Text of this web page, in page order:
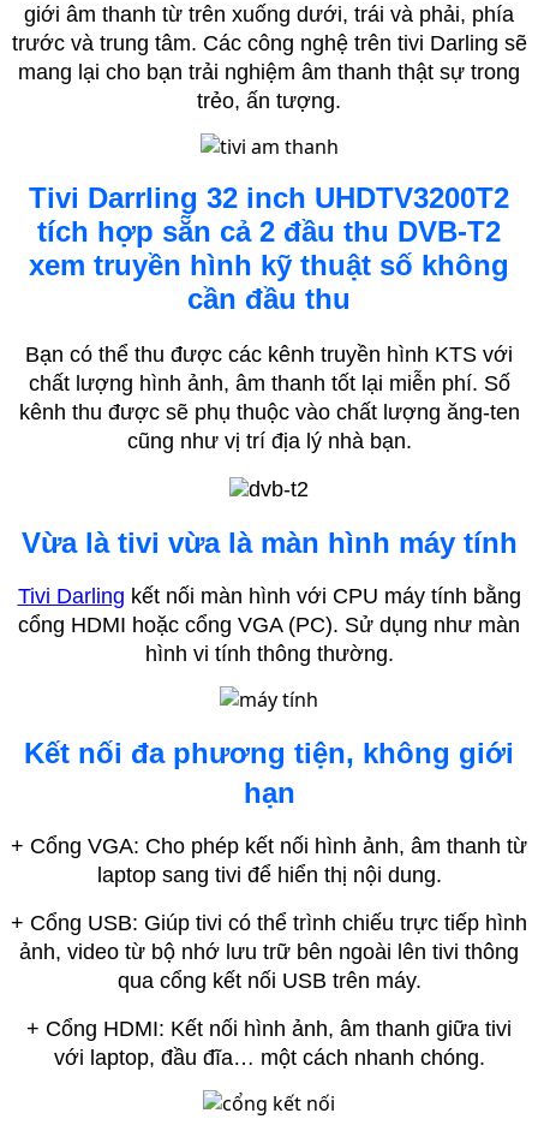
giới âm thanh từ trên xuống dưới, trái và phải, phía
trước và trung tâm. Các công nghệ trên tivi Darling sẽ
mang lại cho bạn trải nghiệm âm thanh thật sự trong
trẻo, ấn tượng.
Tivi Darrling 32 inch UHDTV3200T2
tích hợp sẵn cả 2 đầu thu DVB-T2
xem truyền hình kỹ thuật số không
cần đầu thu
Bạn có thể thu được các kênh truyền hình KTS với
chất lượng hình ảnh, âm thanh tốt lại miễn phí. Số
kênh thu được sẽ phụ thuộc vào chất lượng ăng-ten
cũng như vị trí địa lý nhà bạn.
Vừa là tivi vừa là màn hình máy tính
Tivi Darling kết nối màn hình với CPU máy tính bằng
cổng HDMI hoặc cổng VGA (PC). Sử dụng như màn
hình vi tính thông thường.
Kết nối đa phương tiện, không giới
hạn
+ Cổng VGA: Cho phép kết nối hình ảnh, âm thanh từ
laptop sang tivi để hiển thị nội dung.
+ Cổng USB: Giúp tivi có thể trình chiếu trực tiếp hình
ảnh, video từ bộ nhớ lưu trữ bên ngoài lên tivi thông
qua cổng kết nối USB trên máy.
+ Cổng HDMI: Kết nối hình ảnh, âm thanh giữa tivi
với laptop, đầu đĩa… một cách nhanh chóng.